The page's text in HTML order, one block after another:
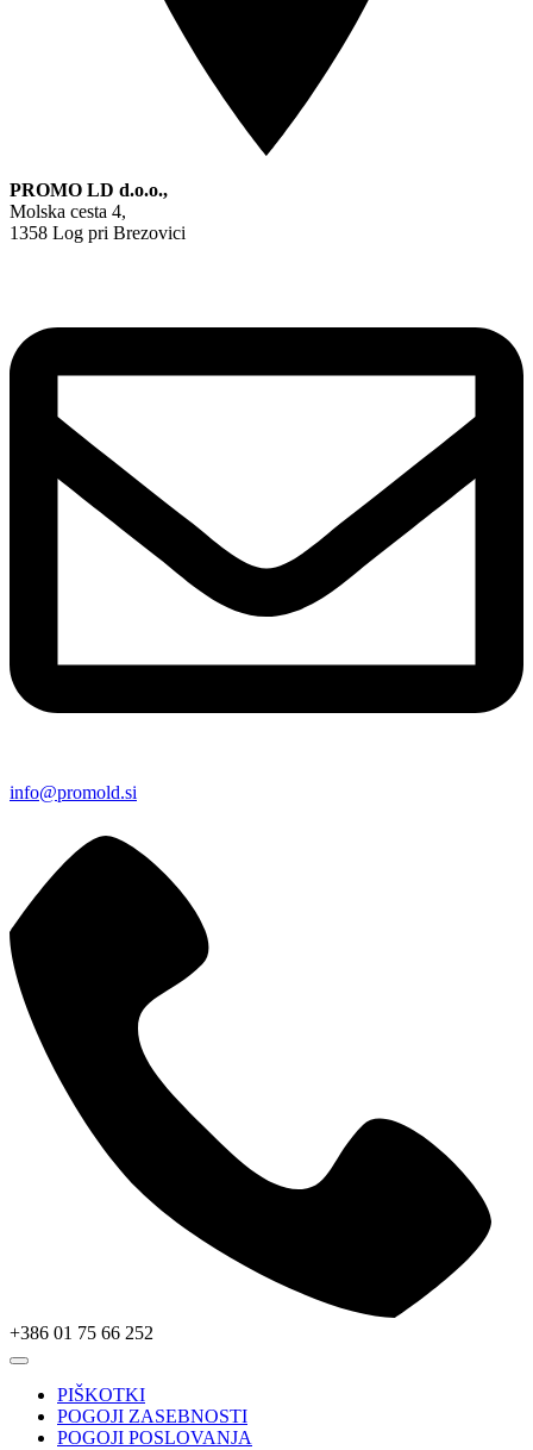
PROMO LD d.o.o.,
Molska cesta 4,
1358 Log pri Brezovici
info@promold.si
+386 01 75 66 252
PIŠKOTKI
POGOJI ZASEBNOSTI
POGOJI POSLOVANJA